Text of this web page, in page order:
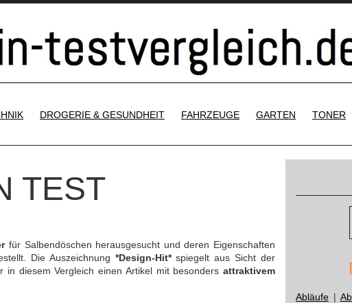
DROGERIE & GESUNDHEIT FAHRZEUGE GARTEN TONER
TEST
für Salbendöschen herausgesucht und deren Eigenschaften
Die Auszeichnung *Design-Hit*spiegelt aus Sicht der
in diesem Vergleich einen Artikel mit besonders attraktivem
Abläufe |